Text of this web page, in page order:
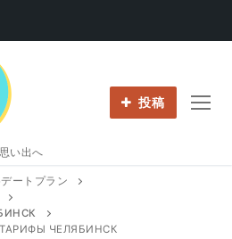
い出へ
投稿
ートプラン
ТАРИФЫ ЧЕЛЯБИНСК